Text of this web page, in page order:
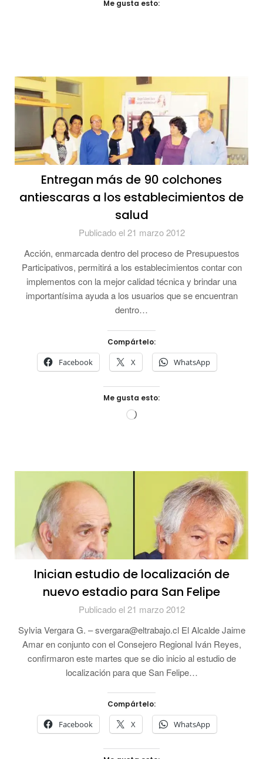
Me gusta esto:
Entregan más de 90 colchones
antiescaras a los establecimientos de
salud
Publicado el 21 marzo 2012
Acción, enmarcada dentro del proceso de Presupuestos
Participativos, permitirá a los establecimientos contar con
implementos con la mejor calidad técnica y brindar una
importantísima ayuda a los usuarios que se encuentran
dentro…
Compártelo:
Facebook X WhatsApp
Me gusta esto:
Cargando...
Inician estudio de localización de
nuevo estadio para San Felipe
Publicado el 21 marzo 2012
Sylvia Vergara G. – svergara@eltrabajo.cl El Alcalde Jaime
Amar en conjunto con el Consejero Regional Iván Reyes,
confirmaron este martes que se dio inicio al estudio de
localización para que San Felipe…
Compártelo:
Facebook X WhatsApp